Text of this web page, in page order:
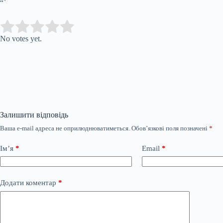
“`
Rate this item:
No votes yet.
Залишити відповідь
Ваша e-mail адреса не оприлюднюватиметься. Обов’язкові поля позначені *
Ім’я * Email *
Додати коментар *